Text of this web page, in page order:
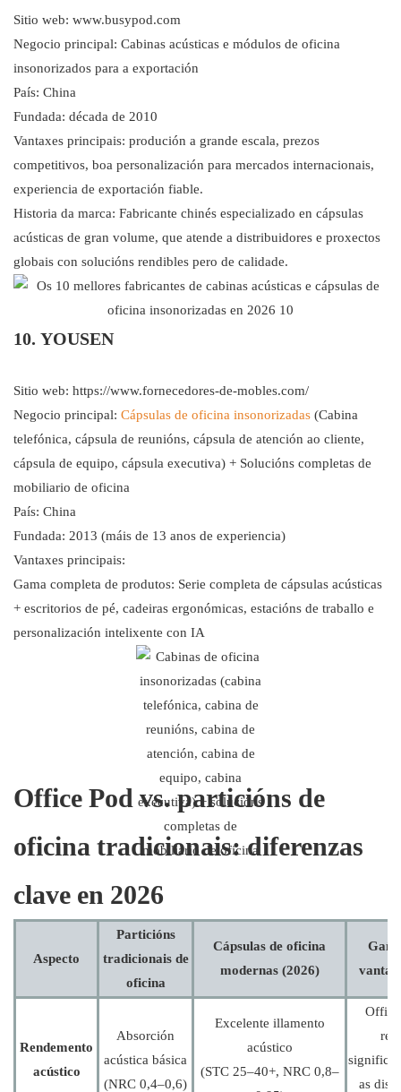
Sitio web: www.busypod.com
Negocio principal: Cabinas acústicas e módulos de oficina
insonorizados para a exportación
País: China
Fundada: década de 2010
Vantaxes principais: produción a grande escala, prezos
competitivos, boa personalización para mercados internacionais,
experiencia de exportación fiable.
Historia da marca: Fabricante chinés especializado en cápsulas
acústicas de gran volume, que atende a distribuidores e proxectos
globais con solucións rendibles pero de calidade.
10. YOUSEN
Sitio web: https://www.fornecedores-de-mobles.com/
Negocio principal: Cápsulas de oficina insonorizadas (Cabina
telefónica, cápsula de reunións, cápsula de atención ao cliente,
cápsula de equipo, cápsula executiva) + Solucións completas de
mobiliario de oficina
País: China
Fundada: 2013 (máis de 13 anos de experiencia)
Vantaxes principais:
Gama completa de produtos: Serie completa de cápsulas acústicas
+ escritorios de pé, cadeiras ergonómicas, estacións de traballo e
personalización intelixente con IA
Office Pod vs. particións de
oficina tradicionais: diferenzas
clave en 2026
Aspecto
Particións
tradicionais de
oficina
Cápsulas de oficina
modernas (2026)
Rendemento
acústico
Absorción
acústica básica
(NRC 0,4–0,6)
Excelente illamento
acústico
(STC 25–40+, NRC 0,8–
as